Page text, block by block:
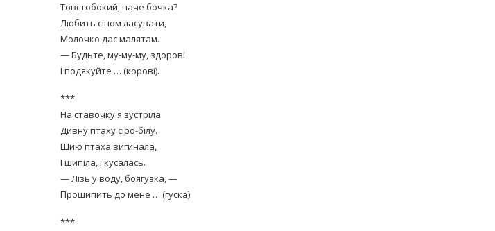
Товстобокий, наче бочка?
Любить сіном ласувати,
Молочко дає малятам.
— Будьте, му-му-му, здорові
І подякуйте … (корові).
***
На ставочку я зустріла
Дивну птаху сіро-білу.
Шию птаха вигинала,
І шипіла, і кусалась.
— Лізь у воду, боягузка, —
Прошипить до мене … (гуска).
***